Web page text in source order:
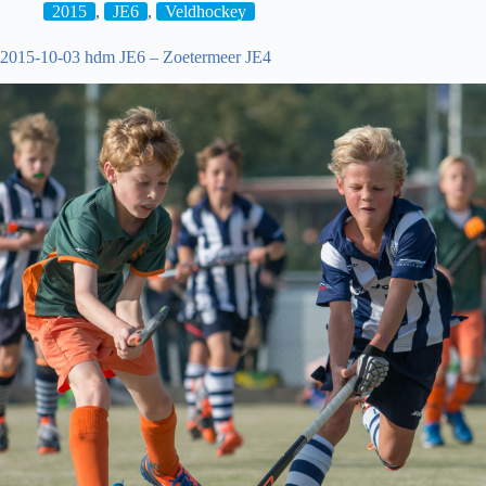
2015 , JE6 , Veldhockey
2015-10-03 hdm JE6 – Zoetermeer JE4